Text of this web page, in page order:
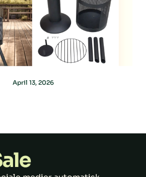
April 13, 2026